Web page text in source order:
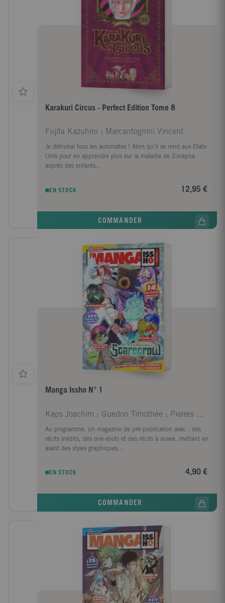
Karakuri Circus - Perfect Edition Tome 8
Fujita Kazuhiro ; Marcantognini Vincent
Je détruirai tous les automates ! Alors qu'il se rend aux Etats-
Unis pour en apprendre plus sur la maladie de Zonapha
auprès des enfants...
EN STOCK 12,95 €
COMMANDER
Manga Issho N° 1
Kaps Joachim ; Guedon Timothée ; Pierres Sanchez A
Au programme, un magazine de pré-publication avec : des
récits inédits, des one-shots et des récits à suivre, mettant en
avant des styles graphiques...
EN STOCK 4,90 €
COMMANDER